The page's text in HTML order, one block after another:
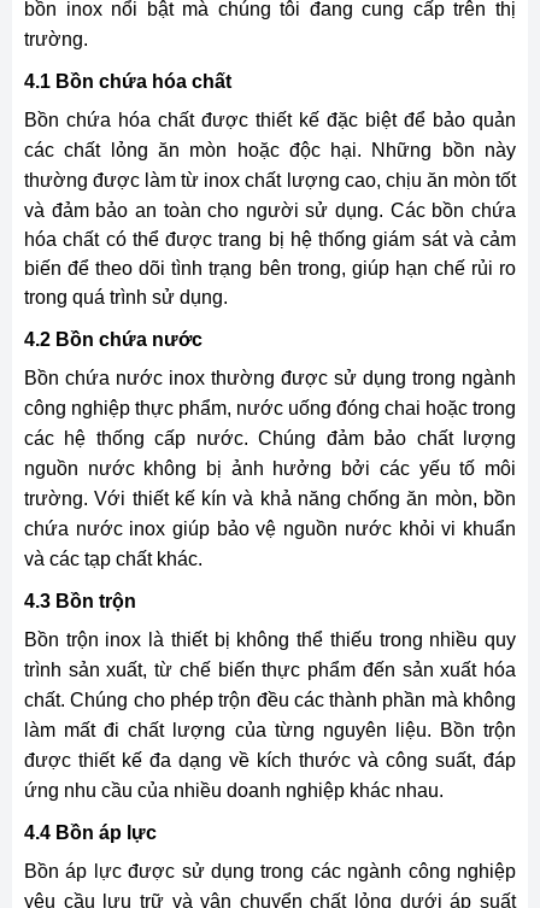
bồn inox nổi bật mà chúng tôi đang cung cấp trên thị
trường.
4.1 Bồn chứa hóa chất
Bồn chứa hóa chất được thiết kế đặc biệt để bảo quản
các chất lỏng ăn mòn hoặc độc hại. Những bồn này
thường được làm từ inox chất lượng cao, chịu ăn mòn tốt
và đảm bảo an toàn cho người sử dụng. Các bồn chứa
hóa chất có thể được trang bị hệ thống giám sát và cảm
biến để theo dõi tình trạng bên trong, giúp hạn chế rủi ro
trong quá trình sử dụng.
4.2 Bồn chứa nước
Bồn chứa nước inox thường được sử dụng trong ngành
công nghiệp thực phẩm, nước uống đóng chai hoặc trong
các hệ thống cấp nước. Chúng đảm bảo chất lượng
nguồn nước không bị ảnh hưởng bởi các yếu tố môi
trường. Với thiết kế kín và khả năng chống ăn mòn, bồn
chứa nước inox giúp bảo vệ nguồn nước khỏi vi khuẩn
và các tạp chất khác.
4.3 Bồn trộn
Bồn trộn inox là thiết bị không thể thiếu trong nhiều quy
trình sản xuất, từ chế biến thực phẩm đến sản xuất hóa
chất. Chúng cho phép trộn đều các thành phần mà không
làm mất đi chất lượng của từng nguyên liệu. Bồn trộn
được thiết kế đa dạng về kích thước và công suất, đáp
ứng nhu cầu của nhiều doanh nghiệp khác nhau.
4.4 Bồn áp lực
Bồn áp lực được sử dụng trong các ngành công nghiệp
yêu cầu lưu trữ và vận chuyển chất lỏng dưới áp suất